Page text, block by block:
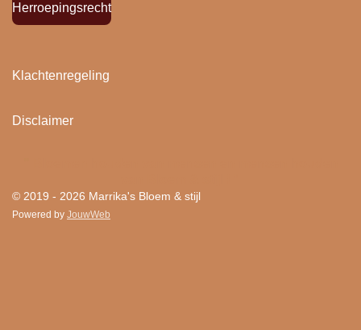
Herroepingsrecht
Klachtenregeling
Disclaimer
© 2019 - 2026 Marrika's Bloem & stijl
Powered by JouwWeb